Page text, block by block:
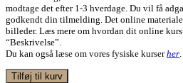
modtage det efter 1-3 hverdage. Du vil få
godkendt din tilmelding. Det online materiale
billeder. Læs mere om hvordan dit online
“Beskrivelse”.
Du kan også læse om vores fysiske kurserher.
Tilføj til kurv